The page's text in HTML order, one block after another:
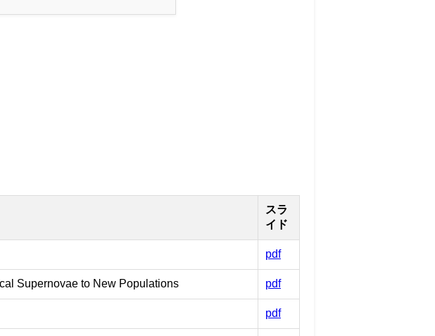
スラ
イド
pdf
Supernovae to New Populations pdf
pdf